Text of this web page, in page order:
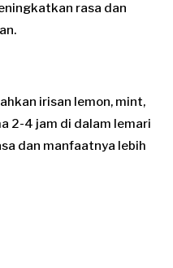
rasa dan
irisan lemon, mint,
2-4 jam di dalam lemari
dan manfaatnya lebih